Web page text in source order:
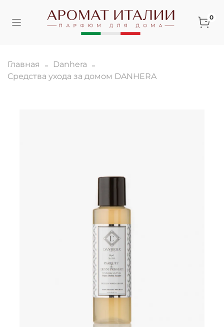
0
Главная
Danhera
Средства ухода за домом DANHERA